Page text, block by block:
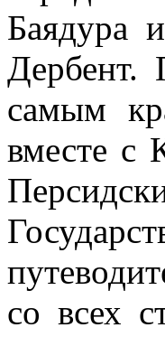
Баядура
Дербент.
самым
вместе с
со всех